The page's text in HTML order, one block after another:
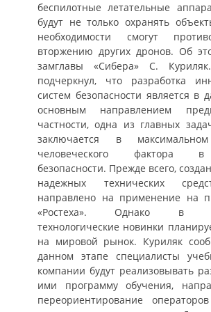
беспилотные летательные
будут не только охранять
необходимости смогут
вторжению других дронов. Об
замглавы «Сибера» С.
подчеркнул, что разработка
систем безопасности является в
основным направлением
частности, одна из главных
заключается в
человеческого фактора
безопасности. Прежде всего,
надежных технических
направлено на применение на
«Ростеха». Однако в
технологические новинки
на мировой рынок. Куриляк
данном этапе специалисты
компании будут реализовывать
ими программу обучения,
переориентирование